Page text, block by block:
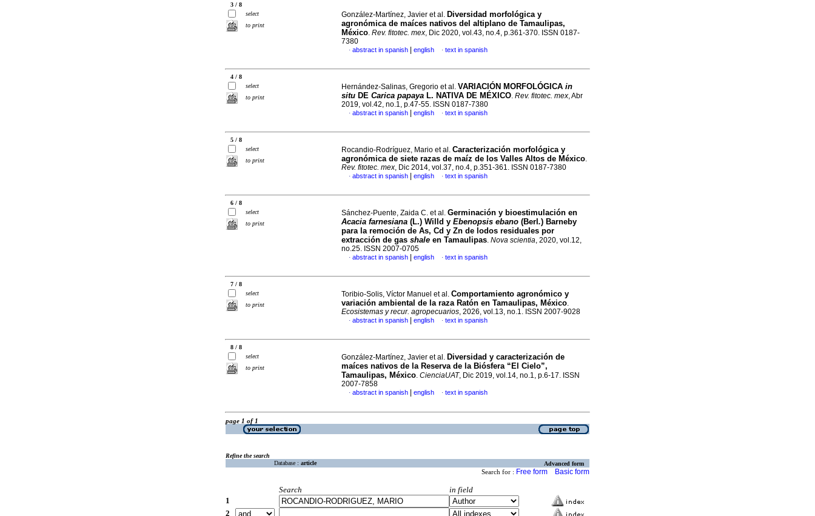
3 / 8
select
to print
González-Martínez, Javier et al. Diversidad morfológica y
agronómica de maíces nativos del altiplano de Tamaulipas,
México. Rev. fitotec. mex, Dic 2020, vol.43, no.4, p.361-370. ISSN 0187-
7380
· abstract in spanish english · text in spanish
4 / 8
select
to print
Hernández-Salinas, Gregorio et al. VARIACIÓN MORFOLÓGICA in
situ DE Carica papaya L. NATIVA DE MÉXICO. Rev. fitotec. mex, Abr
2019, vol.42, no.1, p.47-55. ISSN 0187-7380
· abstract in spanish english · text in spanish
5 / 8
select
to print
Rocandio-Rodríguez, Mario et al. Caracterización morfológica y
agronómica de siete razas de maíz de los Valles Altos de México.
Rev. fitotec. mex, Dic 2014, vol.37, no.4, p.351-361. ISSN 0187-7380
· abstract in spanish english · text in spanish
6 / 8
select
to print
Sánchez-Puente, Zaida C. et al. Germinación y bioestimulación en
Acacia farnesiana (L.) Willd y Ebenopsis ebano (Berl .) Barneby
para la remoción de As, Cd y Zn de lodos residuales por
extracción de gas shale en Tamaulipas. Nova scientia, 2020, vol.12,
no.25. ISSN 2007-0705
· abstract in spanish english · text in spanish
7 / 8
select
to print
Toribio-Solis, Víctor Manuel et al. Comportamiento agronómico y
variación ambiental de la raza Ratón en Tamaulipas, México.
Ecosistemas y recur. agropecuarios, 2026, vol.13, no.1. ISSN 2007-9028
· abstract in spanish english · text in spanish
8 / 8
select
to print
González-Martínez, Javier et al. Diversidad y caracterización de
maíces nativos de la Reserva de la Biósfera “El Cielo”,
Tamaulipas, México. CienciaUAT, Dic 2019, vol.14, no.1, p.6-17. ISSN
2007-7858
· abstract in spanish english · text in spanish
page 1 of 1
Refine the search
Database : article Advanced form
Search for : Free form Basic form
Search
in field
1
2